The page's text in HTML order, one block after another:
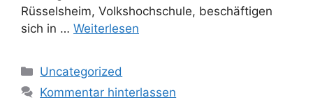
Rüsselsheim, Volkshochschule, beschäftigen
sich in … Weiterlesen
Kategorien
Uncategorized
Kommentar hinterlassen